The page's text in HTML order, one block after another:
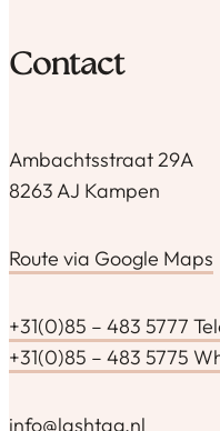
Contact
Ambachtsstraat 29A
8263 AJ Kampen
Route via Google Maps
+31(0)85 – 483 5777
+31(0)85 – 483 5775
info@lashtag.nl